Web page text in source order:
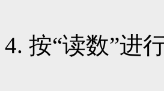
4. 按“读数”进